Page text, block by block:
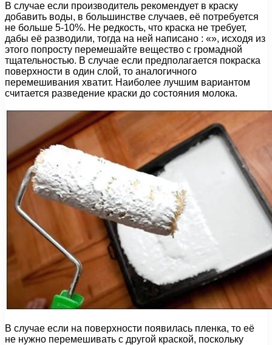
В случае если производитель рекомендует в краску
добавить воды, в большинстве случаев, её потребуется
не больше 5-10%. Не редкость, что краска не требует,
дабы её разводили, тогда на ней написано : «», исходя из
этого попросту перемешайте вещество с громадной
тщательностью. В случае если предполагается покраска
поверхности в один слой, то аналогичного
перемешивания хватит. Наиболее лучшим вариантом
считается разведение краски до состояния молока.
В случае если на поверхности появилась пленка, то её
не нужно перемешивать с другой краской, поскольку